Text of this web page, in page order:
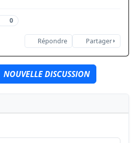
0
Répondre Partager
NOUVELLE DISCUSSION